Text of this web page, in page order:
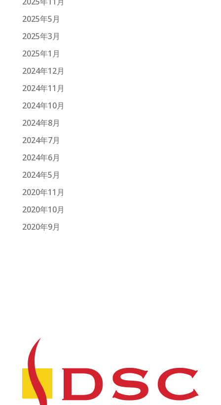
2025年5月
2025年3月
2025年1月
2024年12月
2024年11月
2024年10月
2024年8月
2024年7月
2024年6月
2024年5月
2020年11月
2020年10月
2020年9月